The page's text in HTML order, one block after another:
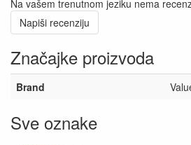
Na vašem trenutnom jeziku nema
Napiši recenziju
Značajke proizvoda
Brand
Sve oznake